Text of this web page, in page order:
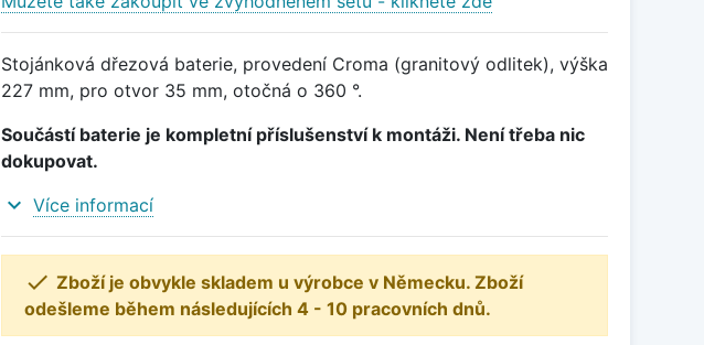
Stojánková dřezová baterie, provedení Croma (granitový odlitek), výška
227 mm, pro otvor 35 mm, otočná o 360 °.
Součástí baterie je kompletní příslušenství k montáži. Není třeba nic
dokupovat.
expand_more Více informací
 Zboží je obvykle skladem u výrobce v Německu. Zboží
odešleme během následujících 4 - 10 pracovních dnů.